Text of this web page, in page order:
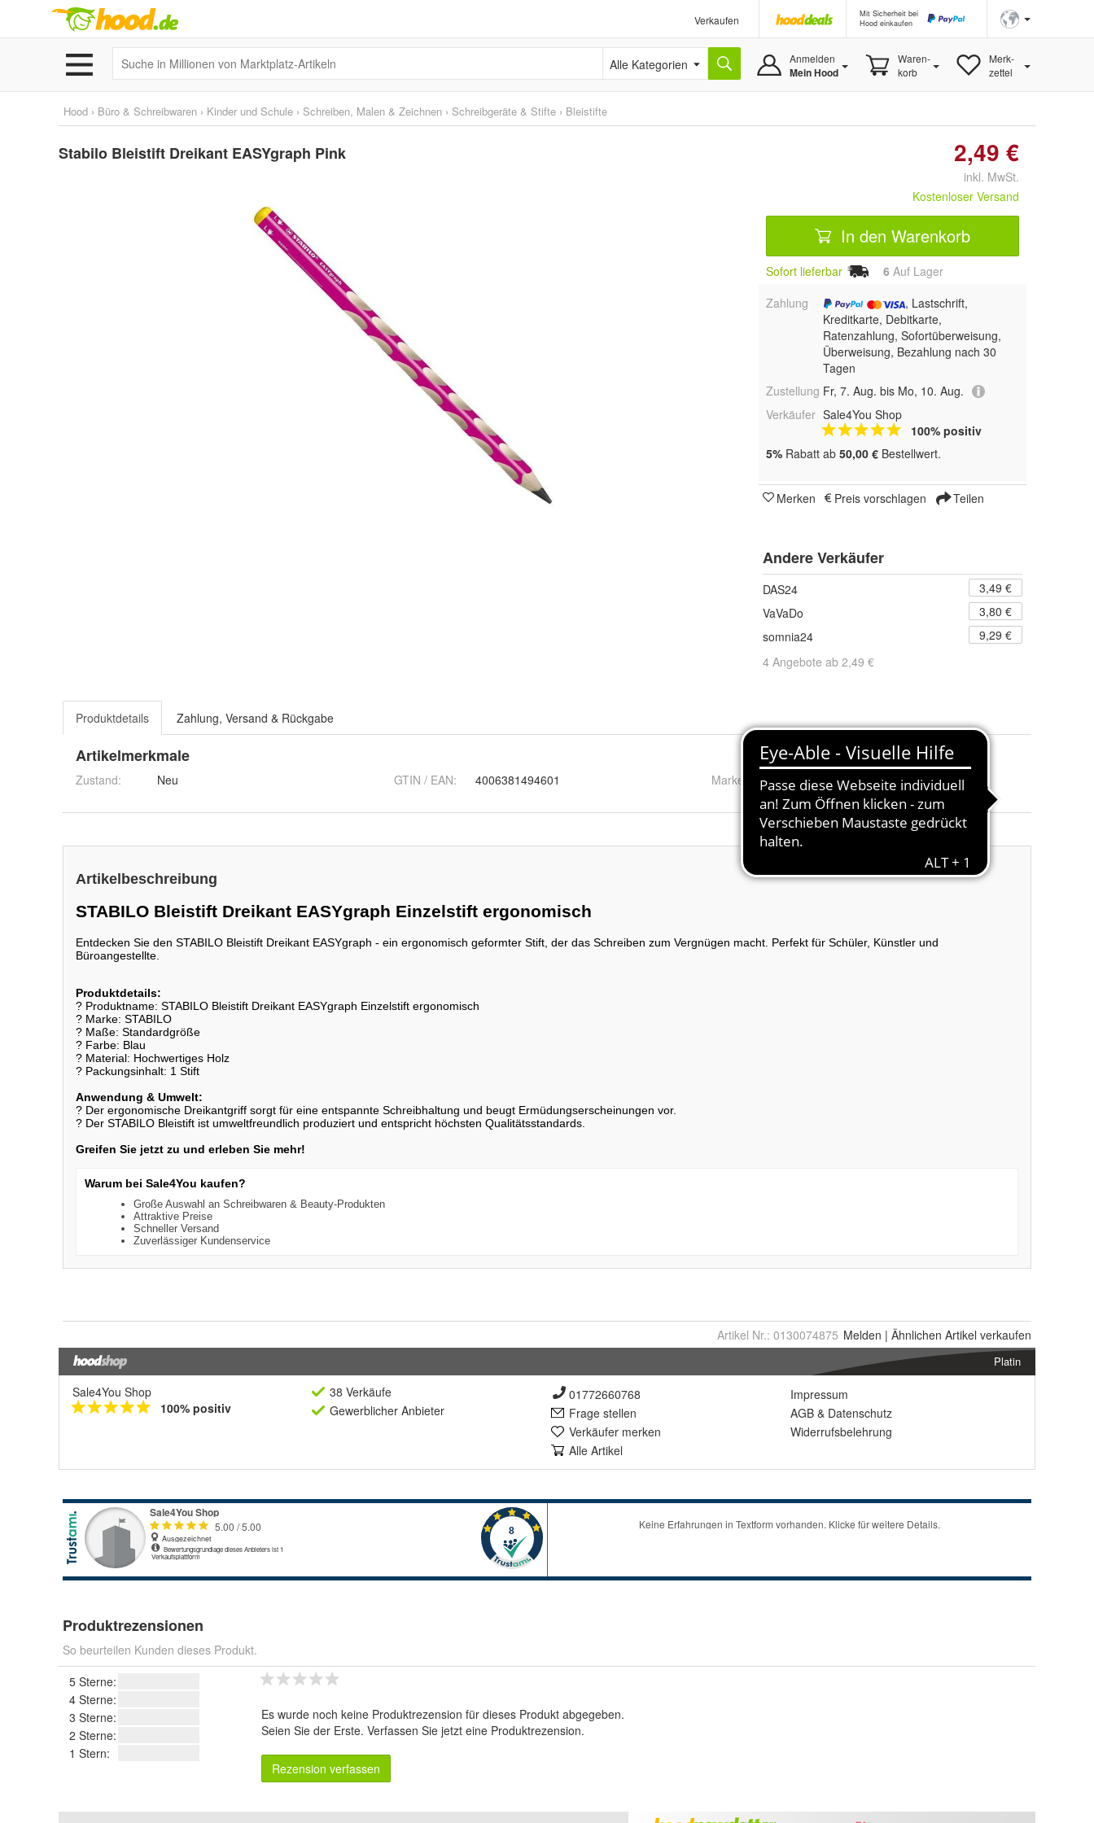
Verkaufen
Mit Sicherheit bei
Hood einkaufen
Alle Kategorien Anmelden
Mein Hood
Waren-
korb
Merk-
zettel
Hood › Büro & Schreibwaren › Kinder und Schule › Schreiben, Malen & Zeichnen › Schreibgeräte & Stifte › Bleistifte
Stabilo Bleistift Dreikant EASYgraph Pink 2,49 €
inkl. MwSt.
Kostenloser Versand
In den Warenkorb
Sofort lieferbar 6 Auf Lager
Zahlung
, Lastschrift,
Kreditkarte, Debitkarte,
Ratenzahlung, Sofortüberweisung,
Überweisung, Bezahlung nach 30
Tagen
Zustellung Fr, 7. Aug. bis Mo, 10. Aug.
Verkäufer Sale4You Shop
100% positiv
5% Rabatt ab 50,00 € Bestellwert.
Merken Preis vorschlagen Teilen
Andere Verkäufer
DAS24
3,49 €
VaVaDo
3,80 €
somnia24
9,29 €
4 Angebote ab 2,49 €
Produktdetails Zahlung, Versand & Rückgabe
Artikelmerkmale
Zustand: Neu GTIN / EAN: 4006381494601 Marke: Stabilo
Artikel Nr.: 0130074875 Melden | Ähnlichen Artikel verkaufen
Platin
Sale4You Shop
100% positiv
38 Verkäufe
Gewerblicher Anbieter
01772660768
Frage stellen
Verkäufer merken
Alle Artikel
Impressum
AGB & Datenschutz
Widerrufsbelehrung
Produktrezensionen
So beurteilen Kunden dieses Produkt.
5 Sterne:
4 Sterne:
3 Sterne:
2 Sterne:
1 Stern:
Es wurde noch keine Produktrezension für dieses Produkt abgegeben.
Seien Sie der Erste. Verfassen Sie jetzt eine Produktrezension.
Rezension verfassen